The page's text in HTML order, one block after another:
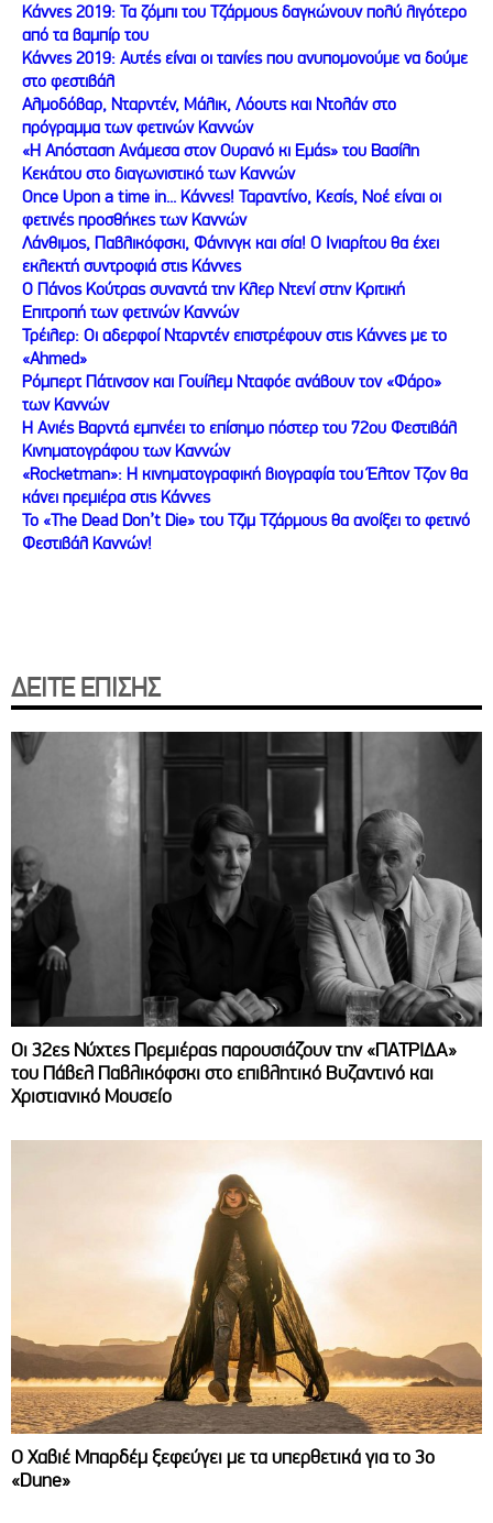
Κάννες 2019: Τα ζόμπι του Τζάρμους δαγκώνουν πολύ λιγότερο
από τα βαμπίρ του
Κάννες 2019: Αυτές είναι οι ταινίες που ανυπομονούμε να δούμε
στο φεστιβάλ
Αλμοδόβαρ, Νταρντέν, Μάλικ, Λόουτς και Ντολάν στο
πρόγραμμα των φετινών Καννών
«Η Απόσταση Ανάμεσα στον Ουρανό κι Εμάς» του Βασίλη
Κεκάτου στο διαγωνιστικό των Καννών
Once Upon a time in... Κάννες! Ταραντίνο, Κεσίς, Νοέ είναι οι
φετινές προσθήκες των Καννών
Λάνθιμος, Παβλικόφσκι, Φάνινγκ και σία! Ο Ινιαρίτου θα έχει
εκλεκτή συντροφιά στις Κάννες
Ο Πάνος Κούτρας συναντά την Κλερ Ντενί στην Κριτική
Επιτροπή των φετινών Καννών
Τρέιλερ: Οι αδερφοί Νταρντέν επιστρέφουν στις Κάννες με το
«Ahmed»
Ρόμπερτ Πάτινσον και Γουίλεμ Νταφόε ανάβουν τον «Φάρο»
των Καννών
Η Ανιές Βαρντά εμπνέει το επίσημο πόστερ του 72ου Φεστιβάλ
Κινηματογράφου των Καννών
«Rocketman»: Η κινηματογραφική βιογραφία του Έλτον Τζον θα
κάνει πρεμιέρα στις Κάννες
Το «The Dead Don’t Die» του Τζιμ Τζάρμους θα ανοίξει το φετινό
Φεστιβάλ Καννών!
ΔΕΙΤΕ ΕΠΙΣΗΣ
Οι 32ες Νύχτες Πρεμιέρας παρουσιάζουν την «ΠΑΤΡΙΔΑ»
του Πάβελ Παβλικόφσκι στο επιβλητικό Βυζαντινό και
Χριστιανικό Μουσείο
O Χαβιέ Μπαρδέμ ξεφεύγει με τα υπερθετικά για το 3ο
«Dune»